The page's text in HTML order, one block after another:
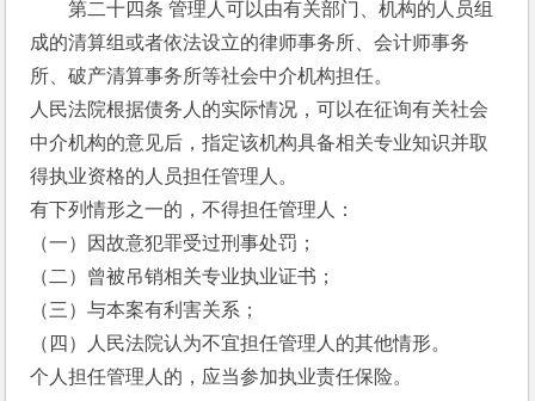
第二十四条 管理人可以由有关部门、机构的人员组
成的清算组或者依法设立的律师事务所、会计师事务
所、破产清算事务所等社会中介机构担任。
人民法院根据债务人的实际情况，可以在征询有关社会
中介机构的意见后，指定该机构具备相关专业知识并取
得执业资格的人员担任管理人。
有下列情形之一的，不得担任管理人：
（一）因故意犯罪受过刑事处罚；
（二）曾被吊销相关专业执业证书；
（三）与本案有利害关系；
（四）人民法院认为不宜担任管理人的其他情形。
个人担任管理人的，应当参加执业责任保险。